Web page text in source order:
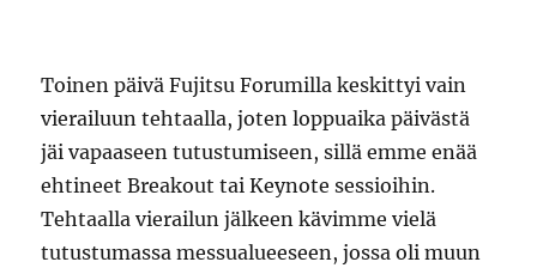
Toinen päivä Fujitsu Forumilla keskittyi vain
vierailuun tehtaalla, joten loppuaika päivästä
jäi vapaaseen tutustumiseen, sillä emme enää
ehtineet Breakout tai Keynote sessioihin.
Tehtaalla vierailun jälkeen kävimme vielä
tutustumassa messualueeseen, jossa oli muun